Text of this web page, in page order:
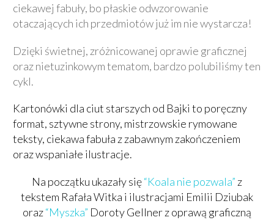
ciekawej fabuły, bo płaskie odwzorowanie
otaczających ich przedmiotów już im nie wystarcza!
Dzięki świetnej, zróżnicowanej oprawie graficznej
oraz nietuzinkowym tematom, bardzo polubiliśmy ten
cykl.
Kartonówki dla ciut starszych od Bajki to poręczny
format, sztywne strony, mistrzowskie rymowane
teksty, ciekawa fabuła z zabawnym zakończeniem
orazwspaniałe ilustracje.
Na początku ukazały się“Koala nie pozwala” z
tekstem Rafała Witka i ilustracjami Emilii Dziubak
oraz“Myszka” Doroty Gellner z oprawą graficzną